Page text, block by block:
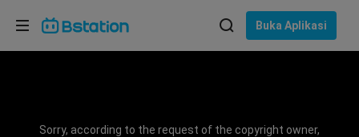
Buka Aplikasi
Sorry, according to the request of the copyright owner,
Pilih bahasa